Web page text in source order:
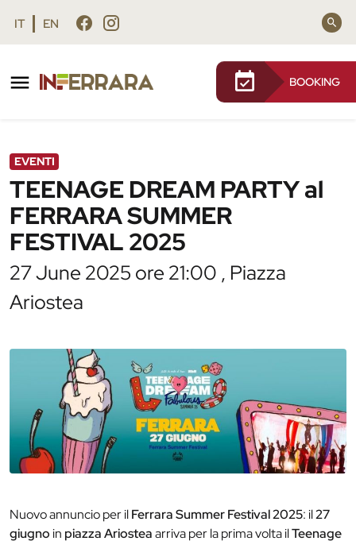
Vai al contenuto principale
Vai al footer
IT EN
BOOKING
TEENAGE DREAM PARTY al FERRARA
EVENTI
TEENAGE DREAM PARTY al
FERRARA SUMMER
FESTIVAL 2025
27 June 2025 ore 21:00 , Piazza
Ariostea
Nuovo annuncio per ilFerrara Summer Festival 2025: il27
giugno in piazza Ariosteaarriva per la prima volta ilTeenage